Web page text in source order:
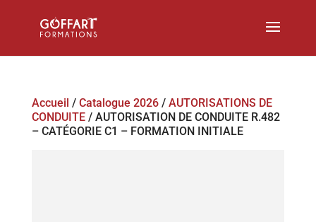
Accueil / Catalogue 2026/ AUTORISATIONS DE
CONDUITE/ AUTORISATION DE CONDUITE R.482
– CATÉGORIE C1 – FORMATION INITIALE